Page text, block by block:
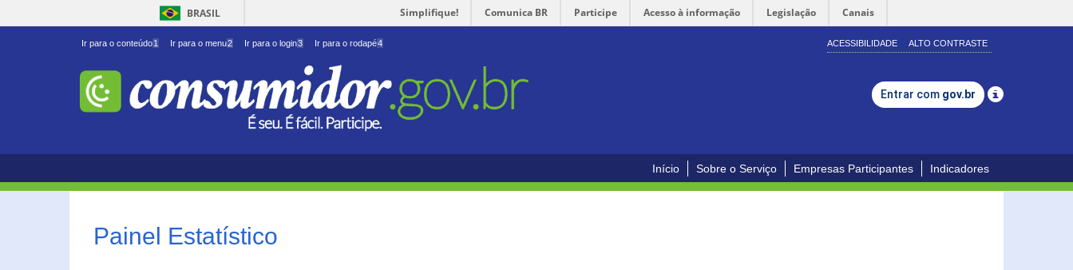
BRASIL Simplifique! Comunica BR Participe Acesso à informação Legislação Canais
Ir para o conteúdo1 Ir para o menu2 Ir para o login3 Ir para o rodapé4 ACESSIBILIDADE ALTO CONTRASTE
Entrar com gov.br
Início Sobre o Serviço Empresas Participantes Indicadores
Painel Estatístico